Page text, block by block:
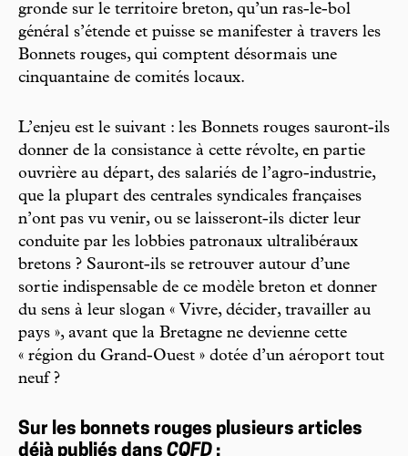
gronde sur le territoire breton, qu’un ras-le-bol
général s’étende et puisse se manifester à travers les
Bonnets rouges, qui comptent désormais une
cinquantaine de comités locaux.
L’enjeu est le suivant : les Bonnets rouges sauront-ils
donner de la consistance à cette révolte, en partie
ouvrière au départ, des salariés de l’agro-industrie,
que la plupart des centrales syndicales françaises
n’ont pas vu venir, ou se laisseront-ils dicter leur
conduite par les lobbies patronaux ultralibéraux
bretons ? Sauront-ils se retrouver autour d’une
sortie indispensable de ce modèle breton et donner
du sens à leur slogan « Vivre, décider, travailler au
pays », avant que la Bretagne ne devienne cette
« région du Grand-Ouest » dotée d’un aéroport tout
neuf ?
Sur les bonnets rouges plusieurs articles
déjà publiés dans CQFD :